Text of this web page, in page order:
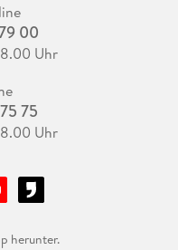
00
Uhr
75
Uhr
herunter.